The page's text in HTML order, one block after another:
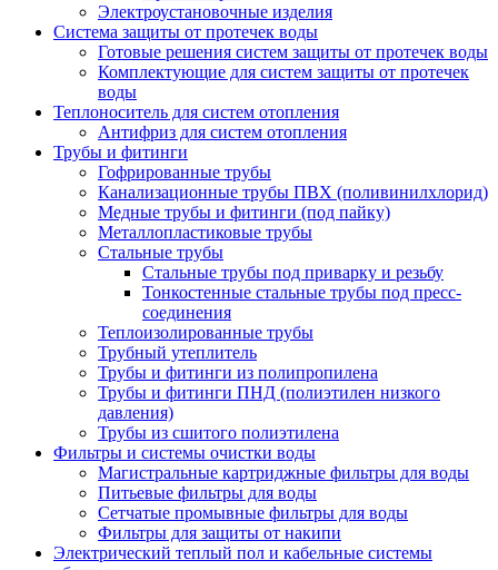
Электроустановочные изделия
Система защиты от протечек воды
Готовые решения систем защиты от протечек воды
Комплектующие для систем защиты от протечек
воды
Теплоноситель для систем отопления
Антифриз для систем отопления
Трубы и фитинги
Гофрированные трубы
Канализационные трубы ПВХ (поливинилхлорид)
Медные трубы и фитинги (под пайку)
Металлопластиковые трубы
Стальные трубы
Стальные трубы под приварку и резьбу
Тонкостенные стальные трубы под пресс-
соединения
Теплоизолированные трубы
Трубный утеплитель
Трубы и фитинги из полипропилена
Трубы и фитинги ПНД (полиэтилен низкого
давления)
Трубы из сшитого полиэтилена
Фильтры и системы очистки воды
Магистральные картриджные фильтры для воды
Питьевые фильтры для воды
Сетчатые промывные фильтры для воды
Фильтры для защиты от накипи
Электрический теплый пол и кабельные системы